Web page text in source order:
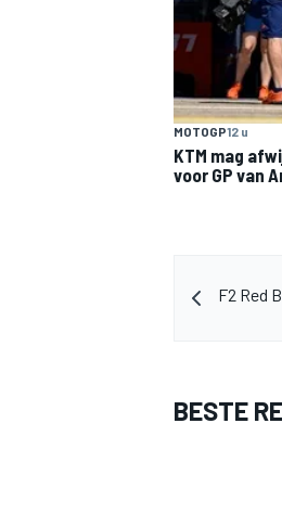
MOTOGP12 u
KTM mag
voor GP van
F2 Red
BESTE